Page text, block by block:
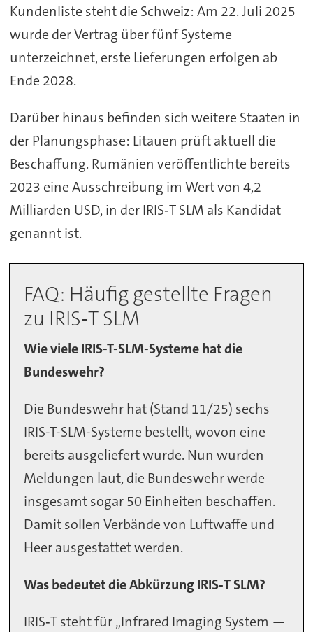
Kundenliste steht die Schweiz: Am 22. Juli 2025
wurde der Vertrag über fünf Systeme
unterzeichnet, erste Lieferungen erfolgen ab
Ende 2028.
Darüber hinaus befinden sich weitere Staaten in
der Planungsphase: Litauen prüft aktuell die
Beschaffung. Rumänien veröffentlichte bereits
2023 eine Ausschreibung im Wert von 4,2
Milliarden USD, in der IRIS‑T SLM als Kandidat
genannt ist.
FAQ: Häufig gestellte Fragen
zu IRIS‑T SLM
Wie viele IRIS-T-SLM-Systeme hat die
Bundeswehr?
Die Bundeswehr hat (Stand 11/25) sechs
IRIS-T-SLM-Systeme bestellt, wovon eine
bereits ausgeliefert wurde. Nun wurden
Meldungen laut, die Bundeswehr werde
insgesamt sogar 50 Einheiten beschaffen.
Damit sollen Verbände von Luftwaffe und
Heer ausgestattet werden.
Was bedeutet die Abkürzung IRIS‑T SLM?
IRIS‑T steht für „Infrared Imaging System —